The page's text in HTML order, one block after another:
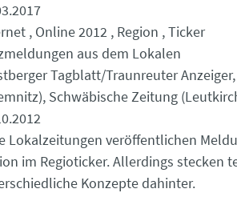
Online 2012 Region Ticker
aus dem Lokalen
Tagblatt/Traunreuter Anzeiger,
Schwäbische Zeitung
Lokalzeitungen veröffentlichen
im Regioticker. Allerdings stecken
Konzepte dahinter.